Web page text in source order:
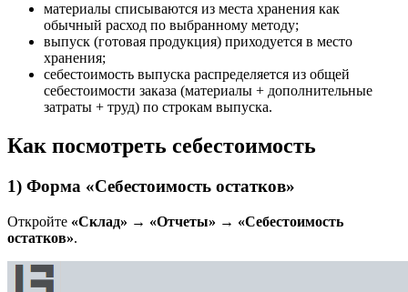
материалы списываются из места хранения как
обычный расход по выбранному методу;
выпуск (готовая продукция) приходуется в место
хранения;
себестоимость выпуска распределяется из общей
себестоимости заказа (материалы + дополнительные
затраты + труд) по строкам выпуска.
Как посмотреть себестоимость
1) Форма «Себестоимость остатков»
Откройте «Склад» → «Отчеты» → «Себестоимость
остатков».